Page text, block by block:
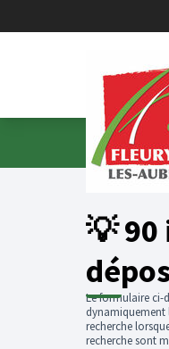
AccueilMenu
/
💡 90
Le formulaire ci-
dynamiquement
recherche
recherche sont